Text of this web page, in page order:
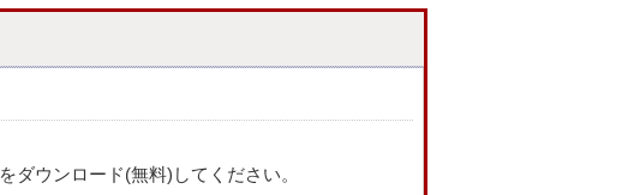
をダウンロード(無料)してください。